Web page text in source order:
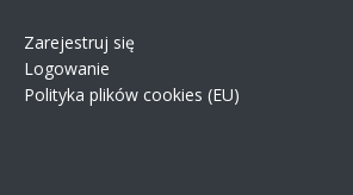
Zarejestruj się
Logowanie
Polityka plików cookies (EU)